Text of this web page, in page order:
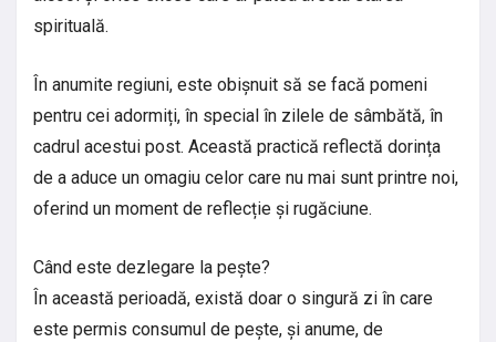
spirituală.
În anumite regiuni, este obișnuit să se facă pomeni
pentru cei adormiți, în special în zilele de sâmbătă, în
cadrul acestui post. Această practică reflectă dorința
de a aduce un omagiu celor care nu mai sunt printre noi,
oferind un moment de reflecție și rugăciune.
Când este dezlegare la pește?
În această perioadă, există doar o singură zi în care
este permis consumul de pește, și anume, de